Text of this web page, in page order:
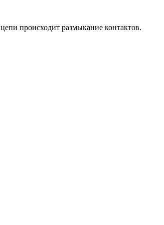
происходит размыкание контактов.